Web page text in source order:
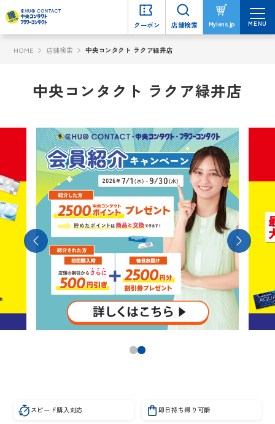
クーポン 店舗検索 Mylens.jp MENU
HOME 店舗検索 中央コンタクト ラクア緑井店
中央コンタクト ラクア緑井店
スピード購入対応 即日持ち帰り可能
クーポン 店舗検索 Mylens.jp MENU